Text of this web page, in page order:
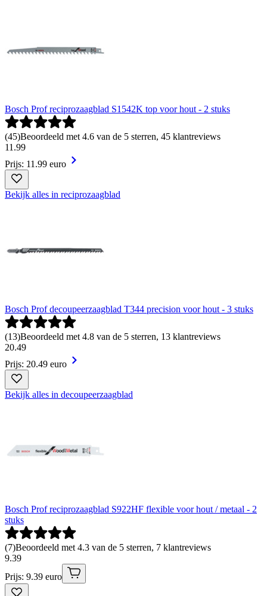
Bosch Prof reciprozaagblad S1542K top voor hout - 2 stuks
(45)Beoordeeld met 4.6 van de 5 sterren, 45 klantreviews
11 .99
Prijs: 11.99 euro
Bekijk alles in reciprozaagblad
Bosch Prof decoupeerzaagblad T344 precision voor hout - 3 stuks
(13)Beoordeeld met 4.8 van de 5 sterren, 13 klantreviews
20.49
Prijs: 20.49 euro
Bekijk alles in decoupeerzaagblad
Bosch Prof reciprozaagblad S922HF flexible voor hout / metaal - 2
stuks
(7)Beoordeeld met 4.3 van de 5 sterren, 7 klantreviews
9.39
Prijs: 9.39 euro